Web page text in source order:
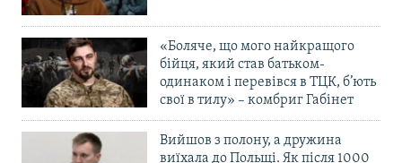
«Боляче, що мого найкращого
бійця, який став батьком-
одинаком і перевівся в ТЦК, б’ють
свої в тилу» – комбриг Габінет
Вийшов з полону, а дружина
виїхала до Польщі. Як після 1000